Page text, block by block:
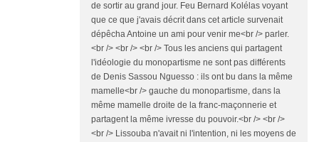
de sortir au grand jour. Feu Bernard Kolélas voyant
que ce que j'avais décrit dans cet article survenait
dépêcha Antoine un ami pour venir me<br /> parler.
<br /> <br /> <br /> Tous les anciens qui partagent
l'idéologie du monopartisme ne sont pas différents
de Denis Sassou Nguesso : ils ont bu dans la même
mamelle<br /> gauche du monopartisme, dans la
même mamelle droite de la franc-maçonnerie et
partagent la même ivresse du pouvoir.<br /> <br />
<br /> Lissouba n'avait ni l'intention, ni les moyens de